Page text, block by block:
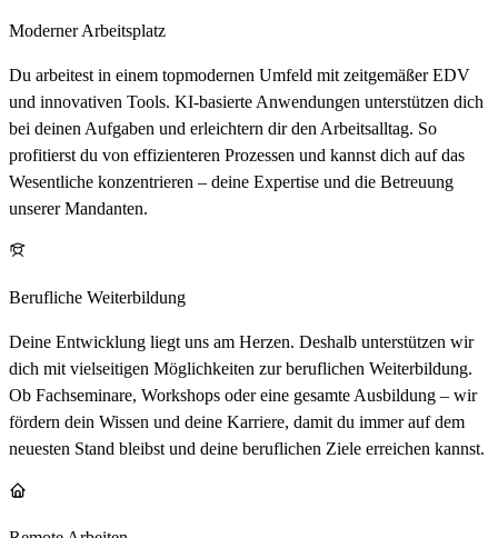
Moderner Arbeitsplatz
Du arbeitest in einem topmodernen Umfeld mit zeitgemäßer EDV
und innovativen Tools. KI-basierte Anwendungen unterstützen dich
bei deinen Aufgaben und erleichtern dir den Arbeitsalltag. So
profitierst du von effizienteren Prozessen und kannst dich auf das
Wesentliche konzentrieren – deine Expertise und die Betreuung
unserer Mandanten.
Berufliche Weiterbildung
Deine Entwicklung liegt uns am Herzen. Deshalb unterstützen wir
dich mit vielseitigen Möglichkeiten zur beruflichen Weiterbildung.
Ob Fachseminare, Workshops oder eine gesamte Ausbildung – wir
fördern dein Wissen und deine Karriere, damit du immer auf dem
neuesten Stand bleibst und deine beruflichen Ziele erreichen kannst.